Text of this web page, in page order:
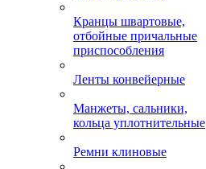
Кранцы швартовые,
отбойные причальные
приспособления
Ленты конвейерные
Манжеты, сальники,
кольца уплотнительные
Ремни клиновые